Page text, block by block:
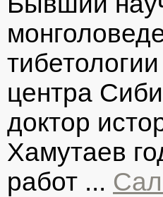
центра
доктор
Хамутаев
работ ...